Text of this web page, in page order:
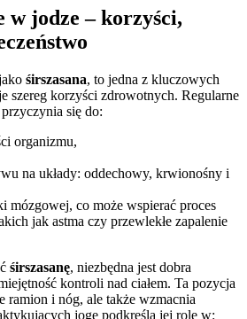
w jodze – korzyści,
śirszasana, to jedna z kluczowych
szereg korzyści zdrowotnych. Regularne
się do:
organizmu,
na układy: oddechowy, krwionośny i
mózgowej, co może wspierać proces
jak astma czy przewlekłe zapalenie
śirszasanę, niezbędna jest dobra
kontroli nad ciałem. Ta pozycja
ramion i nóg, ale także wzmacnia
jogę podkreśla jej rolę w: